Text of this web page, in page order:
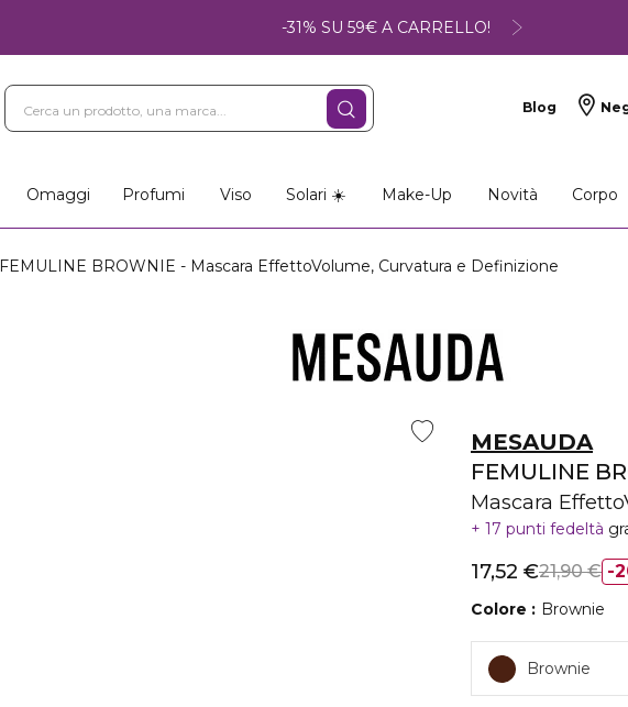
-31% SU 59€ A CARRELLO!
Blog
Omaggi Profumi Viso Solari ☀️ Make-Up Novità Corpo
FEMULINE BROWNIE - Mascara EffettoVolume, Curvatura e Definizione
MESAUDA
FEMULINE
Mascara
17 punti fedeltà
17,52 €21,90 €
Colore Brownie
Brownie